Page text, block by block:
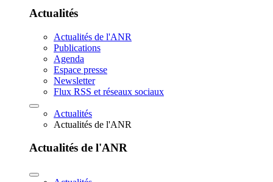
Actualités
Actualités de l'ANR
Publications
Agenda
Espace presse
Newsletter
Flux RSS et réseaux sociaux
Actualités
Actualités de l'ANR
Actualités de l'ANR